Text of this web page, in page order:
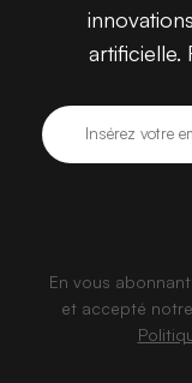
artificielle.
En vous
et accepté notre